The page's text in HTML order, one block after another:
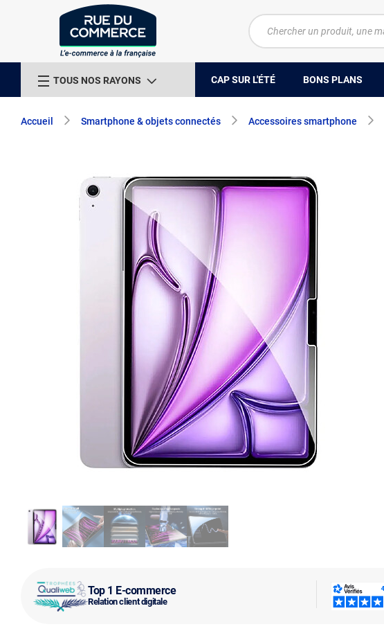
TOUS NOS RAYONS CAP SUR L'ÉTÉ BONS PLANS
Accueil Smartphone & objets connectés Accessoires smartphone
Top 1 E-commerce
Relation client digitale